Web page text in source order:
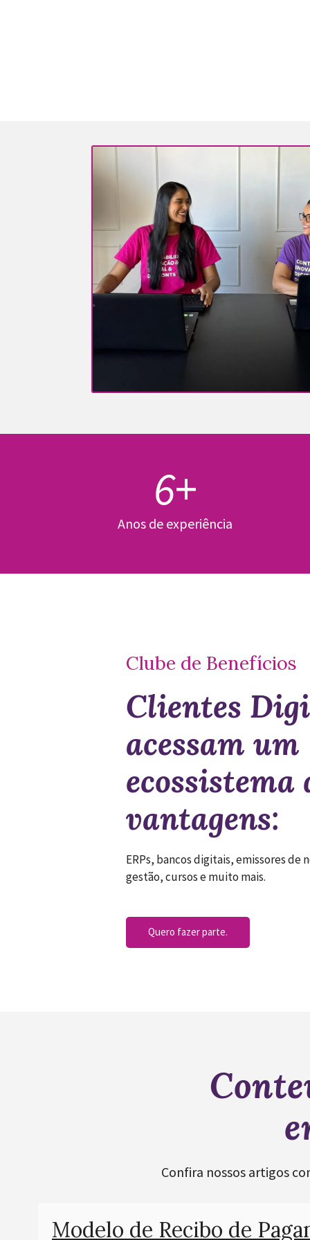
6+
Anos de experiência
Clube de Benefícios
Clientes Digi
acessam um
ecossistema
vantagens:
ERPs, bancos digitais, emissores de
gestão, cursos e muito mais.
Quero fazer parte.
Confira nossos artigos
Modelo de Recibo de